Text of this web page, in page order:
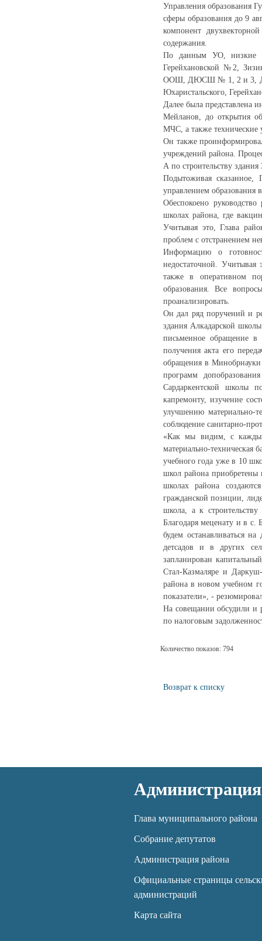
Управления образования
сферы образования до 9
компонент
содержания.
По данным УО, низкие
Герейхановской №2,
ООШ, ДЮСШ № 1, 2 и 3, Дома
Юхаристальского,
Далее была представлена
Мейланов, до открытия
МЧС, а также технические
Он также
учреждений района.
А по строительству
Подытоживая сказанное,
управлением образования
Обеспокоено
школах района, где
Учитывая это, Глава
проблем с отстранением
Информацию о
недостаточной. Учитывая
также в оперативном
образования. Все
проанализировать.
Он дал ряд поручений и
здания Алкадарской
письменное обращение в
получения акта его
обращения в
программ
Сардаркентской школы
капремонту, изучение
улучшению материально-
соблюдение санитарно-
«Как мы видим, с каждым
материально-техническая
учебного года уже в 10
школ района приобретены
школах района
гражданской позиции,
школа, а к строительству
Благодаря меценату и в с.
будем останавливаться
детсадов и в других
запланирован
Стал-Казмаляре и
района в новом учебном
показатели», -
На совещании обсудили и
по налоговым
Количество показов: 794
Возврат к списку
Администрация
Глава муниципального района
Собрание депутатов
Администрация района
Официальные страницы
администраций
Карта сайта